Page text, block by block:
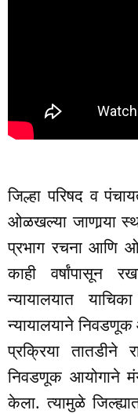
जिल्हा परिषद व
ओळखल्या जाणार्‍या
प्रभाग रचना आणि
काही वर्षांपासून
न्यायालयात
न्यायालयाने
प्रक्रिया तातडीने
निवडणूक आयोगाने
केला. त्यामुळे